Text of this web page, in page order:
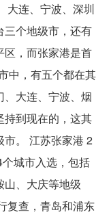
大连、宁波、深圳
三个地级市，还有
区，而张家港是首
中，有五个都在其
、大连、宁波、烟
持到现在的，这其
。 江苏张家港 2
城市入选，包括
山、大庆等地级
复查，青岛和浦东